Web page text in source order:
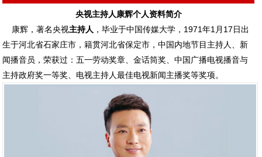
央视主持人康辉个人资料简介
康辉，著名央视主持人 ，毕业于中国传媒大学，1971年1月17日出
生于河北省石家庄市，籍贯河北省保定市，中国内地节目主持人、新
闻播音员，荣获过：五一劳动奖章、金话筒奖、中国广播电视播音与
主持政府奖一等奖、电视主持人最佳电视新闻主播奖等奖项。